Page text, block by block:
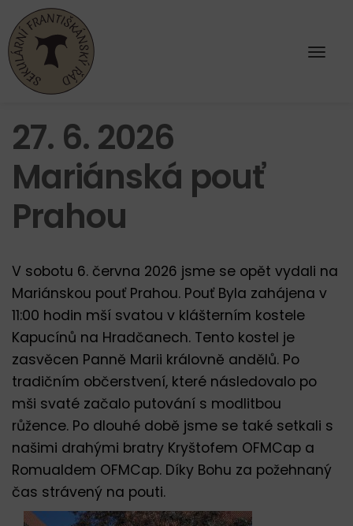
27. 6. 2026
Mariánská pouť
Prahou
V sobotu 6. června 2026 jsme se opět vydali na
Mariánskou pouť Prahou. Pouť Byla zahájena v
11:00 hodin mší svatou v klášterním kostele
Kapucínů na Hradčanech. Tento kostel je
zasvěcen Panně Marii královně andělů. Po
tradičním občerstvení, které následovalo po
mši svaté začalo putování s modlitbou
růžence. Po dlouhé době jsme se také setkali s
našimi drahými bratry Kryštofem OFMCap a
Romualdem OFMCap. Díky Bohu za požehnaný
čas strávený na pouti.